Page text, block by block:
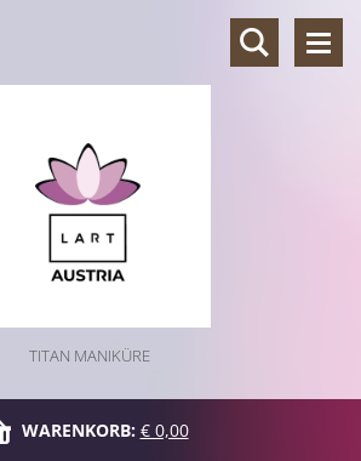
TITAN MANIKÜRE
WARENKORB: € 0,00